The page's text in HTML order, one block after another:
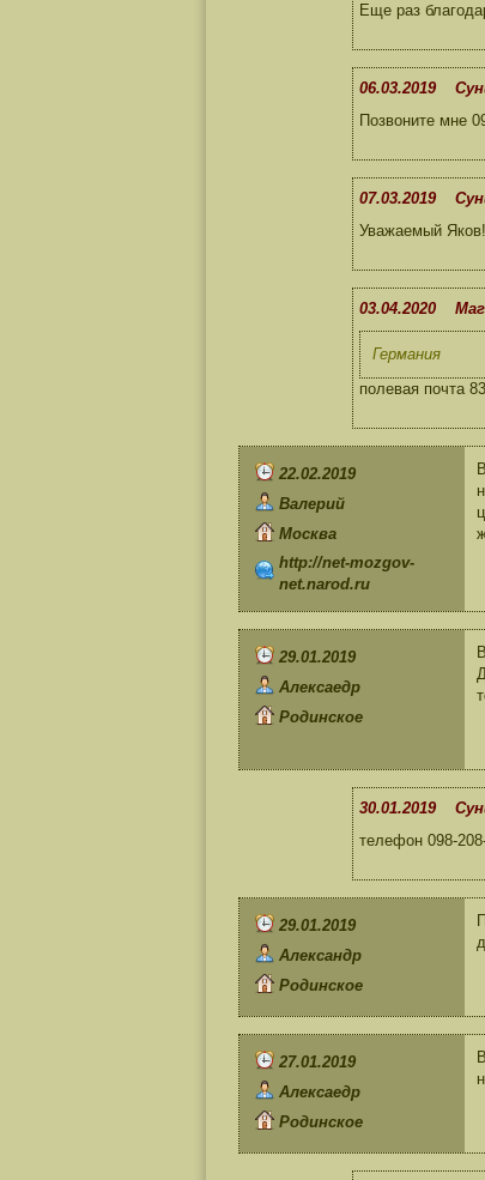
Еще раз
06.03.2019
Позвоните мне
07.03.2019
Уважаемый
03.04.2020
Германия
полевая почта
22.02.2019
Валерий
Москва
http://net-mozgov-
net.narod.ru
29.01.2019
Алексаедр
Родинское
30.01.2019
телефон 098-
29.01.2019
Александр
Родинское
27.01.2019
Алексаедр
Родинское